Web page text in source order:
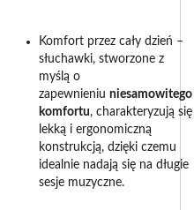
Komfort przez cały dzień –
słuchawki, stworzone z
myślą o
zapewnieniu niesamowitego
komfortu, charakteryzują się
lekką i ergonomiczną
konstrukcją, dzięki czemu
idealnie nadają się na długie
sesje muzyczne.